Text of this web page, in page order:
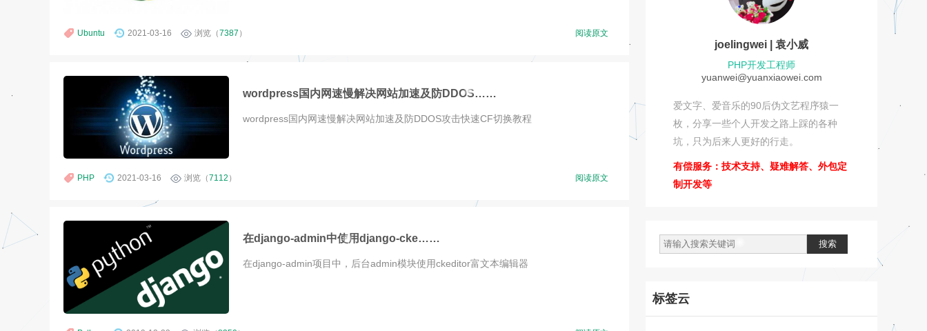
Ubuntu 2021-03-16 浏览（7387 ） 阅读原文
wordpress国内网速慢解决网站加速及防DDOS……
wordpress国内网速慢解决网站加速及防DDOS攻击快速CF切换教程
PHP 2021-03-16 浏览（7112 ） 阅读原文
在django-admin中使用django-cke……
在django-admin项目中，后台admin模块使用ckeditor富文本编辑器
joelingwei | 袁小威
PHP开发工程师
yuanwei@yuanxiaowei.com
爱文字、爱音乐的90后伪文艺程序猿一
枚，分享一些个人开发之路上踩的各种
坑，只为后来人更好的行走。
有偿服务：技术支持、疑难解答、外包定
制开发等
标签云